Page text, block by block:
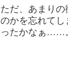
ただ、あまり
のかを忘れて
ったかなぁ……